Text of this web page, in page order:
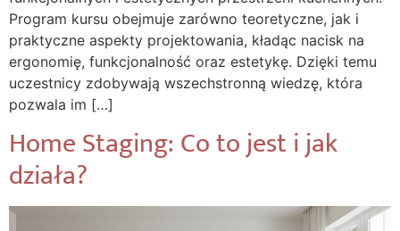
Program kursu obejmuje zarówno teoretyczne, jak i
praktyczne aspekty projektowania, kładąc nacisk na
ergonomię, funkcjonalność oraz estetykę. Dzięki temu
uczestnicy zdobywają wszechstronną wiedzę, która
pozwala im […]
Home Staging: Co to jest i jak
działa?